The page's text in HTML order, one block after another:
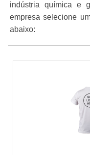
indústria química e
empresa selecione
abaixo: